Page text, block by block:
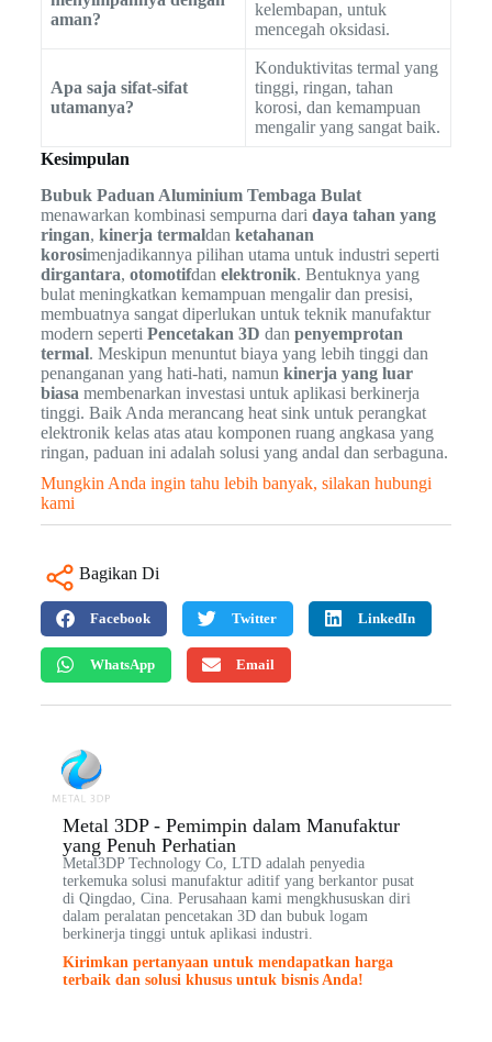
aman?
kelembapan, untuk
mencegah oksidasi.
Apa saja sifat-sifat
utamanya?
Konduktivitas termal yang
tinggi, ringan, tahan
korosi, dan kemampuan
mengalir yang sangat baik.
Kesimpulan
Bubuk Paduan Aluminium Tembaga Bulat
menawarkan kombinasi sempurna dari daya tahan yang
ringan, kinerja termaldan ketahanan
korosimenjadikannya pilihan utama untuk industri seperti
dirgantara, otomotifdan elektronik. Bentuknya yang
bulat meningkatkan kemampuan mengalir dan presisi,
membuatnya sangat diperlukan untuk teknik manufaktur
modern seperti Pencetakan 3D dan penyemprotan
termal. Meskipun menuntut biaya yang lebih tinggi dan
penanganan yang hati-hati, namun kinerja yang luar
biasa membenarkan investasi untuk aplikasi berkinerja
tinggi. Baik Anda merancang heat sink untuk perangkat
elektronik kelas atas atau komponen ruang angkasa yang
ringan, paduan ini adalah solusi yang andal dan serbaguna.
Mungkin Anda ingin tahu lebih banyak, silakan hubungi
kami
Bagikan Di
Facebook Twitter LinkedIn
WhatsApp Email
Metal 3DP - Pemimpin dalam Manufaktur
yang Penuh Perhatian
Metal3DP Technology Co, LTD adalah penyedia
terkemuka solusi manufaktur aditif yang berkantor pusat
di Qingdao, Cina. Perusahaan kami mengkhususkan diri
dalam peralatan pencetakan 3D dan bubuk logam
berkinerja tinggi untuk aplikasi industri.
Kirimkan pertanyaan untuk mendapatkan harga
terbaik dan solusi khusus untuk bisnis Anda!